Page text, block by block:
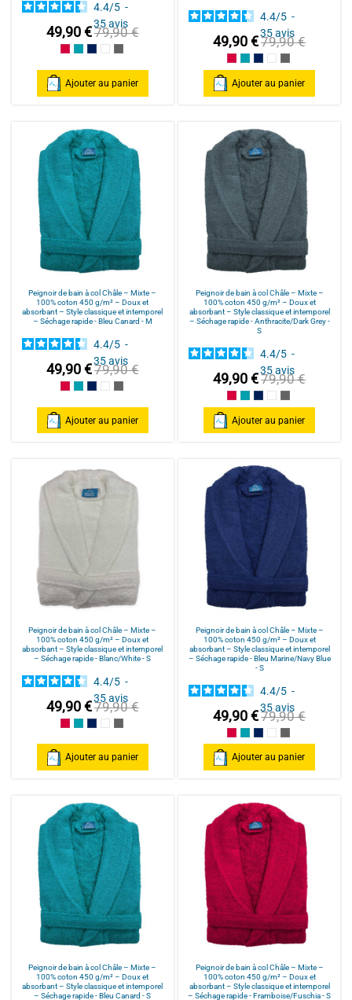
4.4/5 -
35avis
49,90 €79,90 €
Framboise/Fuschia
Bleu Canard
Bleu Marine/Navy Blue
Blanc/White
Anthracite/Dark Grey
Ajouter au panier
4.4/5 -
35avis
49,90 €79,90 €
Framboise/Fuschia
Bleu Canard
Bleu Marine/Navy
Blanc/White
Anthracite/
Ajouter au panier
Peignoir de bain à col Châle – Mixte –
100% coton 450 g/m² – Doux et
absorbant – Style classique et intemporel
– Séchage rapide - Bleu Canard - M
4.4/5 -
35avis
49,90 €79,90 €
Framboise/Fuschia
Bleu Canard
Bleu Marine/Navy Blue
Blanc/White
Anthracite/Dark Grey
Ajouter au panier
Peignoir de bain à col Châle – Mixte –
100% coton 450 g/m² – Doux et
absorbant – Style classique et intemporel
– Séchage rapide - Anthracite/Dark Grey -
S
4.4/5 -
35avis
49,90 €79,90 €
Framboise/Fuschia
Bleu Canard
Bleu Marine/Navy
Blanc/White
Anthracite/
Ajouter au panier
Peignoir de bain à col Châle – Mixte –
100% coton 450 g/m² – Doux et
absorbant – Style classique et intemporel
– Séchage rapide - Blanc/White - S
4.4/5 -
35avis
49,90 €79,90 €
Framboise/Fuschia
Bleu Canard
Bleu Marine/Navy Blue
Blanc/White
Anthracite/Dark Grey
Ajouter au panier
Peignoir de bain à col Châle – Mixte –
100% coton 450 g/m² – Doux et
absorbant – Style classique et intemporel
– Séchage rapide - Bleu Marine/Navy Blue
- S
4.4/5 -
35avis
49,90 €79,90 €
Framboise/Fuschia
Bleu Canard
Bleu Marine/Navy
Blanc/White
Anthracite/
Ajouter au panier
Peignoir de bain à col Châle – Mixte –
100% coton 450 g/m² – Doux et
absorbant – Style classique et intemporel
– Séchage rapide - Bleu Canard - S
Peignoir de bain à col Châle – Mixte –
100% coton 450 g/m² – Doux et
absorbant – Style classique et intemporel
– Séchage rapide - Framboise/Fuschia - S